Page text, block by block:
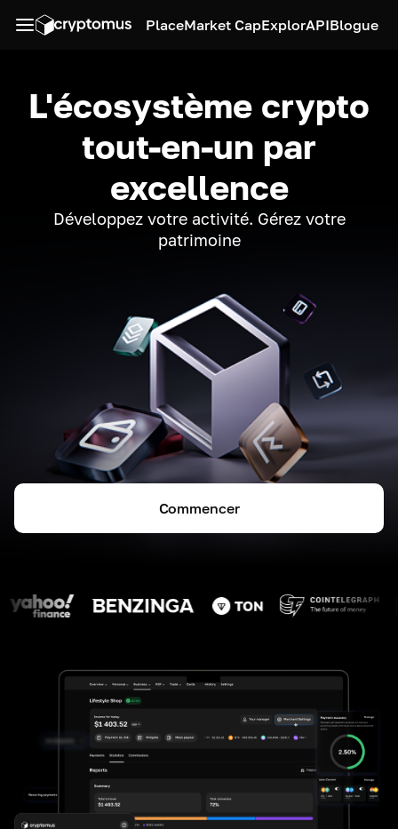
PlaceMarket CapExplorAPIBlogue
L'écosystème crypto
tout-en-un par
excellence
Développez votre activité. Gérez votre
patrimoine
Commencer